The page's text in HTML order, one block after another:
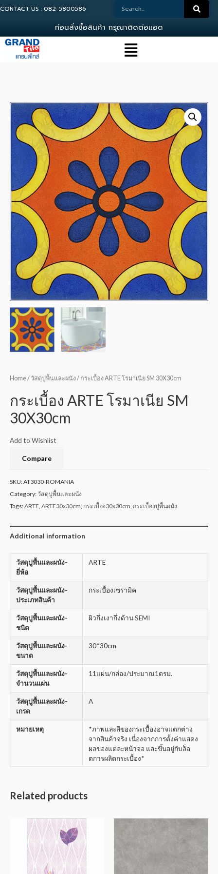
CONTACT US : 082-5800586
อนสงซอสนคา ก รณาตดตอแอดม
Home/ วัสดุปูพื้นและผนัง/ กระเบื้อง ARTE โรมาเนีย SM 30X30cm
กระเบื้อง ARTE โรมาเนีย SM
30X30cm
Add to Wishlist
Compare
SKU:AT3030-ROMANIA
Category:วัสดุปูพื้นและผนัง
Tags:ARTE ARTE30x30cm กระเบื้อง30x30cm กระเบื้องปูพื้นผนัง
Additional information
วัสดุปูพื้นและผนัง-
ยี่ห้อ
ARTE
วัสดุปูพื้นและผนัง-
ประเภทสินค้า
กระเบื้องเซรามิค
วัสดุปูพื้นและผนัง-
ชนิด
ผิวกึ่งเงากึ่งด้าน SEMI
วัสดุปูพื้นและผนัง-
ขนาด
30*30cm
วัสดุปูพื้นและผนัง-
จำนวนแผ่น
11แผ่น/กล่อง/ประมาณ1ตรม.
วัสดุปูพื้นและผนัง-
เกรด
A
หมายเหตุ
*ภาพและสีของกระเบื้องอาจแตกต่าง
จากสินค้าจริง เนื่องจากการตั้งค่าแสดง
ผลของแต่ละหน้าจอ และขึ้นอยู่กับล็อ
ตการผลิตกระเบื้อง*
Related products